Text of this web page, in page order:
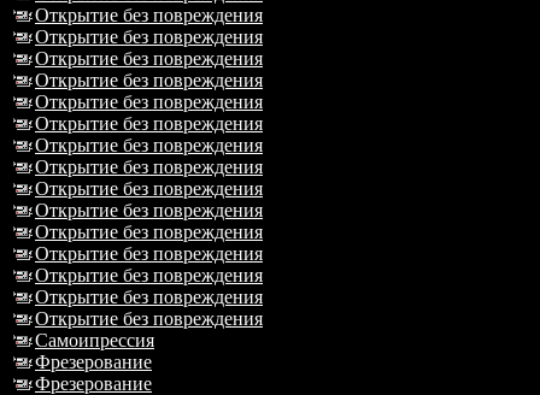
Открытие без повреждения
Открытие без повреждения
Открытие без повреждения
Открытие без повреждения
Открытие без повреждения
Открытие без повреждения
Открытие без повреждения
Открытие без повреждения
Открытие без повреждения
Открытие без повреждения
Открытие без повреждения
Открытие без повреждения
Открытие без повреждения
Открытие без повреждения
Открытие без повреждения
Самоипрессия
Фрезерование
Фрезерование